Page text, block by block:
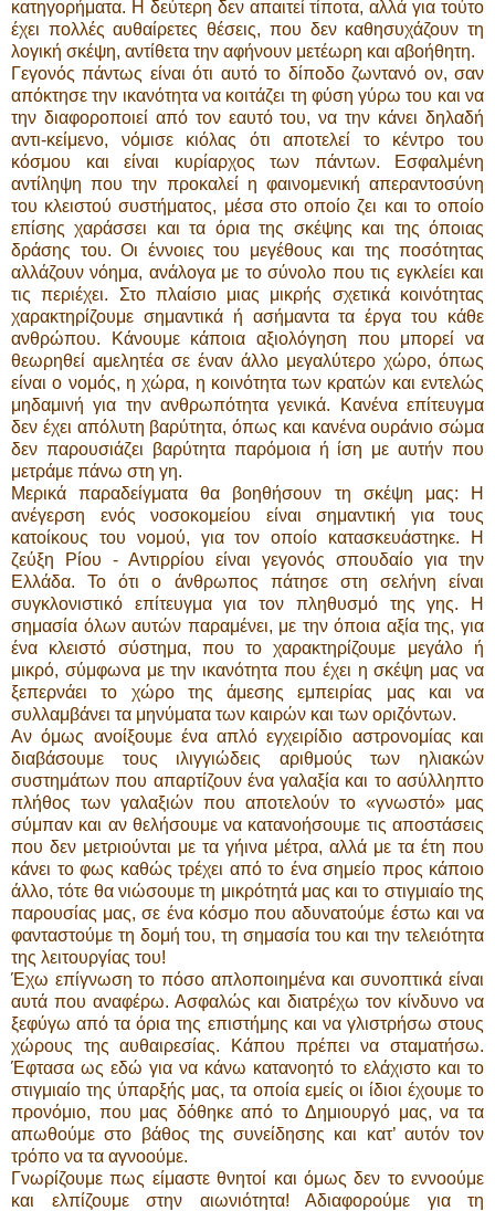
κατηγορήματα. Η δεύτερη δεν απαιτεί τίποτα, αλλά για τούτο
έχει πολλές αυθαίρετες θέσεις, που δεν καθησυχάζουν τη
λογική σκέψη, αντίθετα την αφήνουν μετέωρη και αβοήθητη.
Γεγονός πάντως είναι ότι αυτό το δίποδο ζωντανό ον, σαν
απόκτησε την ικανότητα να κοιτάζει τη φύση γύρω του και να
την διαφοροποιεί από τον εαυτό του, να την κάνει δηλαδή
αντι-κείμενο, νόμισε κιόλας ότι αποτελεί το κέντρο του
κόσμου και είναι κυρίαρχος των πάντων. Εσφαλμένη
αντίληψη που την προκαλεί η φαινομενική απεραντοσύνη
του κλειστού συστήματος, μέσα στο οποίο ζει και το οποίο
επίσης χαράσσει και τα όρια της σκέψης και της όποιας
δράσης του. Οι έννοιες του μεγέθους και της ποσότητας
αλλάζουν νόημα, ανάλογα με το σύνολο που τις εγκλείει και
τις περιέχει. Στο πλαίσιο μιας μικρής σχετικά κοινότητας
χαρακτηρίζουμε σημαντικά ή ασήμαντα τα έργα του κάθε
ανθρώπου. Κάνουμε κάποια αξιολόγηση που μπορεί να
θεωρηθεί αμελητέα σε έναν άλλο μεγαλύτερο χώρο, όπως
είναι ο νομός, η χώρα, η κοινότητα των κρατών και εντελώς
μηδαμινή για την ανθρωπότητα γενικά. Κανένα επίτευγμα
δεν έχει απόλυτη βαρύτητα, όπως και κανένα ουράνιο σώμα
δεν παρουσιάζει βαρύτητα παρόμοια ή ίση με αυτήν που
μετράμε πάνω στη γη.
Μερικά παραδείγματα θα βοηθήσουν τη σκέψη μας: Η
ανέγερση ενός νοσοκομείου είναι σημαντική για τους
κατοίκους του νομού, για τον οποίο κατασκευάστηκε. Η
ζεύξη Ρίου - Αντιρρίου είναι γεγονός σπουδαίο για την
Ελλάδα. Το ότι ο άνθρωπος πάτησε στη σελήνη είναι
συγκλονιστικό επίτευγμα για τον πληθυσμό της γης. Η
σημασία όλων αυτών παραμένει, με την όποια αξία της, για
ένα κλειστό σύστημα, που το χαρακτηρίζουμε μεγάλο ή
μικρό, σύμφωνα με την ικανότητα που έχει η σκέψη μας να
ξεπερνάει το χώρο της άμεσης εμπειρίας μας και να
συλλαμβάνει τα μηνύματα των καιρών και των οριζόντων.
Αν όμως ανοίξουμε ένα απλό εγχειρίδιο αστρονομίας και
διαβάσουμε τους ιλιγγιώδεις αριθμούς των ηλιακών
συστημάτων που απαρτίζουν ένα γαλαξία και το ασύλληπτο
πλήθος των γαλαξιών που αποτελούν το «γνωστό» μας
σύμπαν και αν θελήσουμε να κατανοήσουμε τις αποστάσεις
που δεν μετριούνται με τα γήινα μέτρα, αλλά με τα έτη που
κάνει το φως καθώς τρέχει από το ένα σημείο προς κάποιο
άλλο, τότε θα νιώσουμε τη μικρότητά μας και το στιγμιαίο της
παρουσίας μας, σε ένα κόσμο που αδυνατούμε έστω και να
φανταστούμε τη δομή του, τη σημασία του και την τελειότητα
της λειτουργίας του!
Έχω επίγνωση το πόσο απλοποιημένα και συνοπτικά είναι
αυτά που αναφέρω. Ασφαλώς και διατρέχω τον κίνδυνο να
ξεφύγω από τα όρια της επιστήμης και να γλιστρήσω στους
χώρους της αυθαιρεσίας. Κάπου πρέπει να σταματήσω.
Έφτασα ως εδώ για να κάνω κατανοητό το ελάχιστο και το
στιγμιαίο της ύπαρξής μας, τα οποία εμείς οι ίδιοι έχουμε το
προνόμιο, που μας δόθηκε από το Δημιουργό μας, να τα
απωθούμε στο βάθος της συνείδησης και κατ’ αυτόν τον
τρόπο να τα αγνοούμε.
Γνωρίζουμε πως είμαστε θνητοί και όμως δεν το εννοούμε
και ελπίζουμε στην αιωνιότητα! Αδιαφορούμε για τη